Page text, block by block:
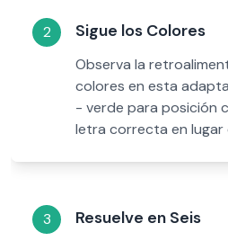
2 Sigue los Colores
Observa la
colores en esta
- verde para posición
letra correcta en lugar
3 Resuelve en Seis